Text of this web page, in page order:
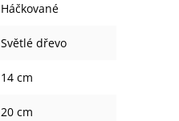
Háčkované
Světlé dřevo
14 cm
20 cm